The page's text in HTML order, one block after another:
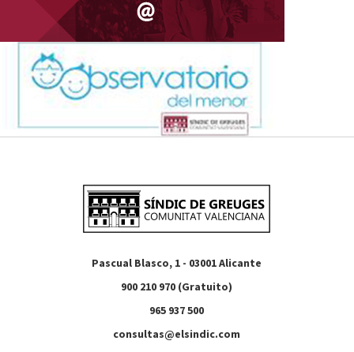
Pascual Blasco, 1 - 03001 Alicante
900 210 970 (Gratuito)
965 937 500
consultas@elsindic.com